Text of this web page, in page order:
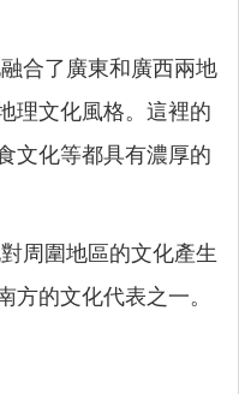
合了廣東和廣西兩地
理文化風格。這裡的
文化等都具有濃厚的
周圍地區的文化產生
方的文化代表之一。